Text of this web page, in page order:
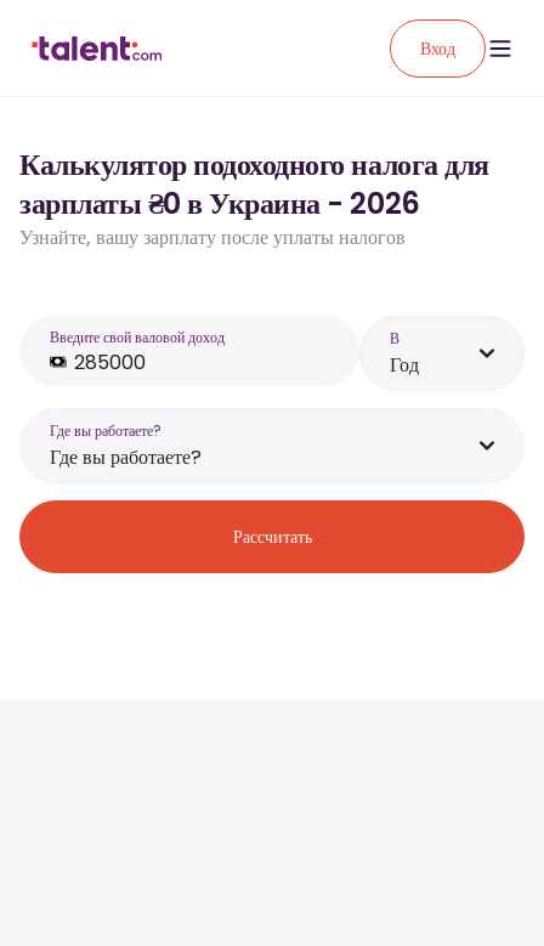
Вход
Калькулятор подоходного налога для
зарплаты ₴0 в Украина - 2026
Узнайте, вашу зарплату после уплаты налогов
Введите свой валовой доход В
Год
Где вы работаете?
Где вы работаете?
Рассчитать